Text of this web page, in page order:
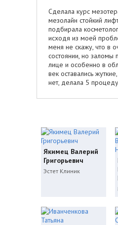
Сделала курс
мезолайн стойкий
подбирала
исходя из моей
меня не скажу, что в
состоянии, но заломы
лице и особенно в
век оставались
нет, делала 5
Якимец Валерий
Григорьевич
Эстет Клиник